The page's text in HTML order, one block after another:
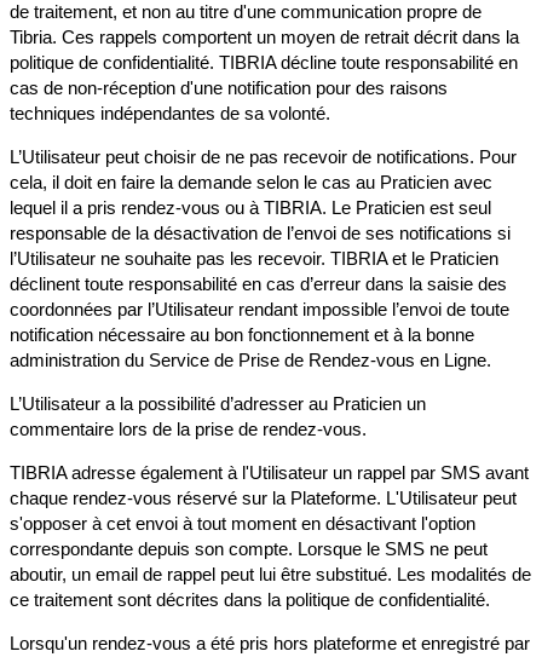
de traitement, et non au titre d'une communication propre de
Tibria. Ces rappels comportent un moyen de retrait décrit dans la
politique de confidentialité. TIBRIA décline toute responsabilité en
cas de non-réception d'une notification pour des raisons
techniques indépendantes de sa volonté.
L’Utilisateur peut choisir de ne pas recevoir de notifications. Pour
cela, il doit en faire la demande selon le cas au Praticien avec
lequel il a pris rendez-vous ou à TIBRIA. Le Praticien est seul
responsable de la désactivation de l’envoi de ses notifications si
l’Utilisateur ne souhaite pas les recevoir. TIBRIA et le Praticien
déclinent toute responsabilité en cas d’erreur dans la saisie des
coordonnées par l’Utilisateur rendant impossible l’envoi de toute
notification nécessaire au bon fonctionnement et à la bonne
administration du Service de Prise de Rendez-vous en Ligne.
L’Utilisateur a la possibilité d’adresser au Praticien un
commentaire lors de la prise de rendez-vous.
TIBRIA adresse également à l'Utilisateur un rappel par SMS avant
chaque rendez-vous réservé sur la Plateforme. L'Utilisateur peut
s'opposer à cet envoi à tout moment en désactivant l'option
correspondante depuis son compte. Lorsque le SMS ne peut
aboutir, un email de rappel peut lui être substitué. Les modalités de
ce traitement sont décrites dans la politique de confidentialité.
Lorsqu'un rendez-vous a été pris hors plateforme et enregistré par